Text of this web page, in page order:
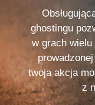
ghostingu
w grach
twoja akcja
z